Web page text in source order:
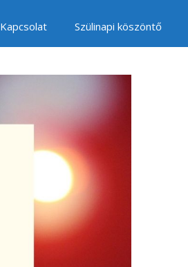
Kapcsolat Szülinapi köszöntő